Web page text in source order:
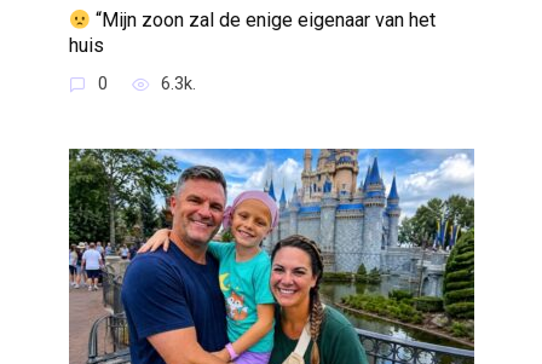
“Mijn zoon zal de enige eigenaar van het
huis
0 6.3k.